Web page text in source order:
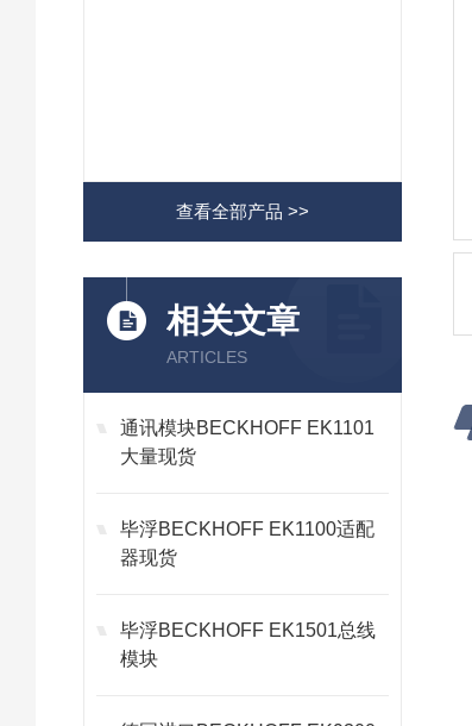
查看全部产品 >>
相关文章
ARTICLES
通讯模块BECKHOFF EK1101
大量现货
毕浮BECKHOFF EK1100适配
器现货
毕浮BECKHOFF EK1501总线
模块